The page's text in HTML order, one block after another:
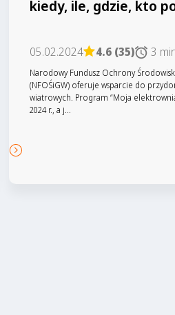
kiedy, ile, gdzie, kto
05.02.2024 4.6 (35) 3
Narodowy Fundusz Ochrony
(NFOŚiGW) oferuje wsparcie do
wiatrowych. Program “Moja
2024 r., a j...
Czytaj artykuł